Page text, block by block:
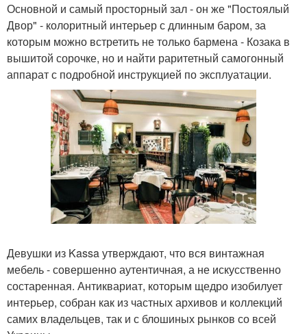
Основной и самый просторный зал - он же "Постоялый
Двор" - колоритный интерьер с длинным баром, за
которым можно встретить не только бармена - Козака в
вышитой сорочке, но и найти раритетный самогонный
аппарат с подробной инструкцией по эксплуатации.
Девушки из Kassa утверждают, что вся винтажная
мебель - совершенно аутентичная, а не искусственно
состаренная. Антиквариат, которым щедро изобилует
интерьер, собран как из частных архивов и коллекций
самих владельцев, так и с блошиных рынков со всей